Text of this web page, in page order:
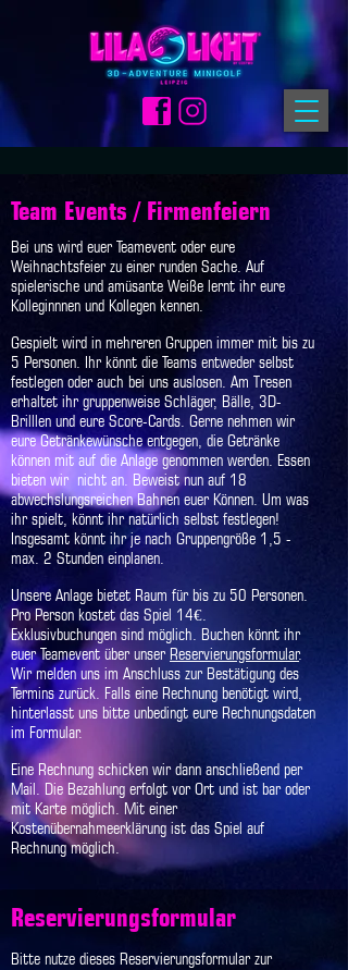
Team Events / Firmenfeiern
Bei uns wird euer Teamevent oder eure
Weihnachtsfeier zu einer runden Sache. Auf
spielerische und amüsante Weiße lernt ihr eure
Kolleginnnen und Kollegen kennen.
Gespielt wird in mehreren Gruppen immer mit bis zu
5 Personen. Ihr könnt die Teams entweder selbst
festlegen oder auch bei uns auslosen. Am Tresen
erhaltet ihr gruppenweise Schläger, Bälle, 3D-
Brilllen und eure Score-Cards. Gerne nehmen wir
eure Getränkewünsche entgegen, die Getränke
können mit auf die Anlage genommen werden. Essen
bieten wir nicht an. Beweist nun auf 18
abwechslungsreichen Bahnen euer Können. Um was
ihr spielt, könnt ihr natürlich selbst festlegen!
Insgesamt könnt ihr je nach Gruppengröße 1,5 -
max. 2 Stunden einplanen.
Unsere Anlage bietet Raum für bis zu 50 Personen.
Pro Person kostet das Spiel 14€.
Exklusivbuchungen sind möglich. Buchen könnt ihr
euer Teamevent über unser Reservierungsformular.
Wir melden uns im Anschluss zur Bestätigung des
Termins zurück. Falls eine Rechnung benötigt wird,
hinterlasst uns bitte unbedingt eure Rechnungsdaten
im Formular.
Eine Rechnung schicken wir dann anschließend per
Mail. Die Bezahlung erfolgt vor Ort und ist bar oder
mit Karte möglich. Mit einer
Kostenübernahmeerklärung ist das Spiel auf
Rechnung möglich.
Reservierungsformular
Bitte nutze dieses Reservierungsformular zur